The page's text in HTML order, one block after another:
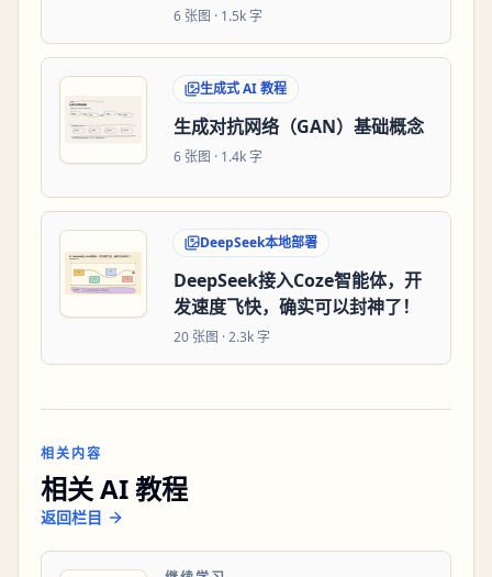
6 张图 · 1.5k 字
生成式 AI 教程
生成对抗网络（GAN）基础概念
6 张图 · 1.4k 字
DeepSeek本地部署
DeepSeek接入Coze智能体，开
发速度飞快，确实可以封神了！
20 张图 ·2.3k 字
相关内容
相关 AI 教程
返回栏目